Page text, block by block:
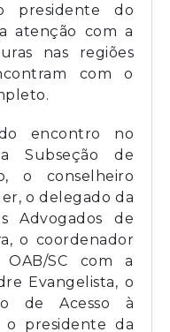
presidente do
atenção com a
nas regiões
com o
encontro no
Subseção de
o conselheiro
o delegado da
Advogados de
o coordenador
SC com a
Evangelista, o
de Acesso à
o presidente da